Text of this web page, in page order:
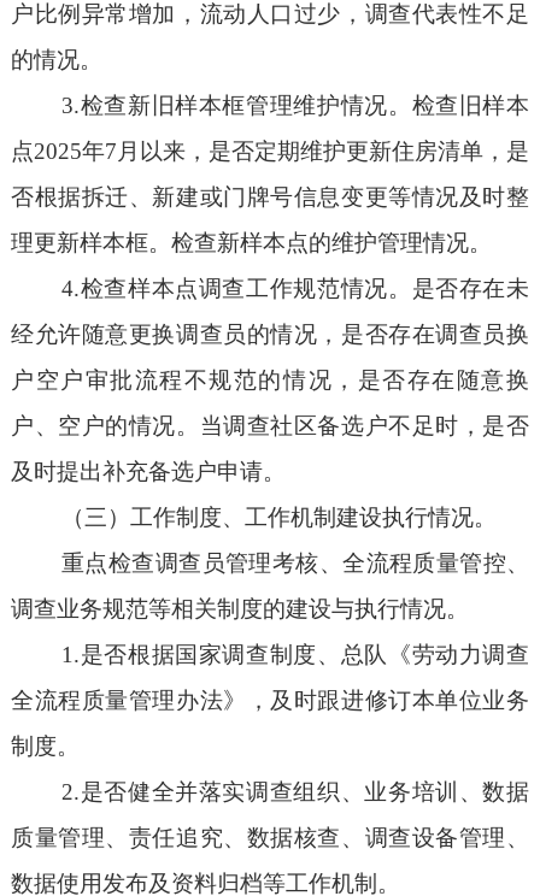
户比例异常增加，流动人口过少，调查代表性不足
的情况。
3.检查新旧样本框管理维护情况。检查旧样本
点2025年7月以来，是否定期维护更新住房清单，是
否根据拆迁、新建或门牌号信息变更等情况及时整
理更新样本框。检查新样本点的维护管理情况。
4.检查样本点调查工作规范情况。是否存在未
经允许随意更换调查员的情况，是否存在调查员换
户空户审批流程不规范的情况，是否存在随意换
户、空户的情况。当调查社区备选户不足时，是否
及时提出补充备选户申请。
（三）工作制度、工作机制建设执行情况。
重点检查调查员管理考核、全流程质量管控、
调查业务规范等相关制度的建设与执行情况。
1.是否根据国家调查制度、总队《劳动力调查
全流程质量管理办法》，及时跟进修订本单位业务
制度。
2.是否健全并落实调查组织、业务培训、数据
质量管理、责任追究、数据核查、调查设备管理、
数据使用发布及资料归档等工作机制。